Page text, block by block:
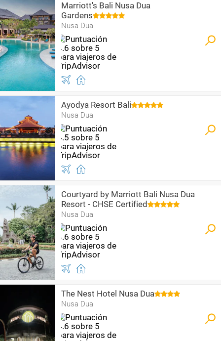
Marriott's Bali Nusa Dua
Gardens
Nusa Dua
Ayodya Resort Bali
Nusa Dua
Courtyard by Marriott Bali Nusa Dua
Resort - CHSE Certified
Nusa Dua
The Nest Hotel Nusa Dua
Nusa Dua